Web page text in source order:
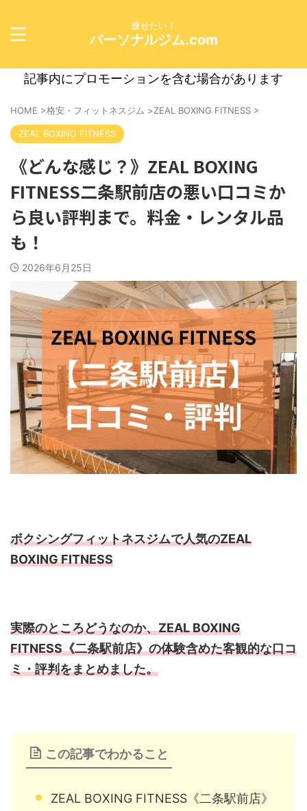
痩せたい！
パーソナルジム.com
記事内にプロモーションを含む場合があります
HOME >格安・フィットネスジム >ZEAL BOXING FITNESS >
ZEAL BOXING FITNESS
《どんな感じ？》ZEAL BOXING
FITNESS二条駅前店の悪い口コミか
ら良い評判まで。料金・レンタル品
も！
2026年6月25日
ボクシングフィットネスジムで人気のZEAL
BOXING FITNESS
実際のところどうなのか、ZEAL BOXING
FITNESS《二条駅前店》の体験含めた客観的な口コ
ミ・評判をまとめました。
この記事でわかること
ZEAL BOXING FITNESS《二条駅前店》